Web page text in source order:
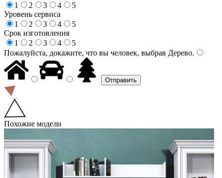
1
2 3 4
5
Уровень сервиса
1
2 3 4
5
Срок изготовления
1
2 3 4
5
Пожалуйста, докажите, что вы человек, выбрав Дерево.
Похожие модели